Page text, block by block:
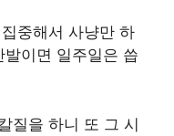
중해서 사냥만 하
이면 일주일은 씁
질을 하니 또 그 시